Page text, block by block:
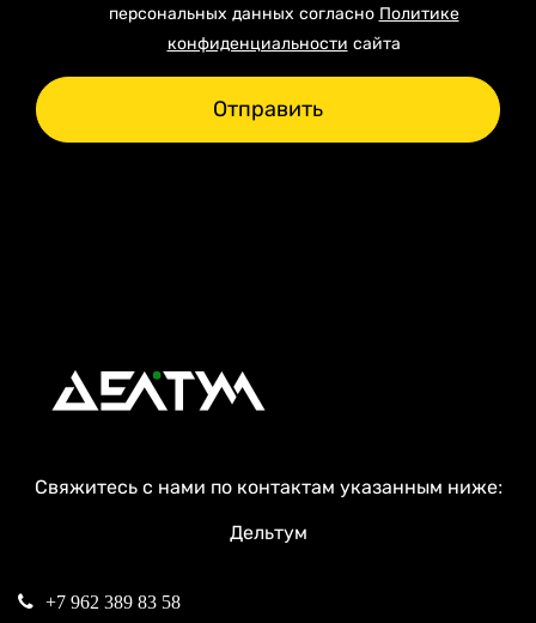
персональных данных согласно Политике
конфиденциальности сайта
Отправить
Свяжитесь с нами по контактам указанным ниже:
Дельтум
+7 962 389 83 58